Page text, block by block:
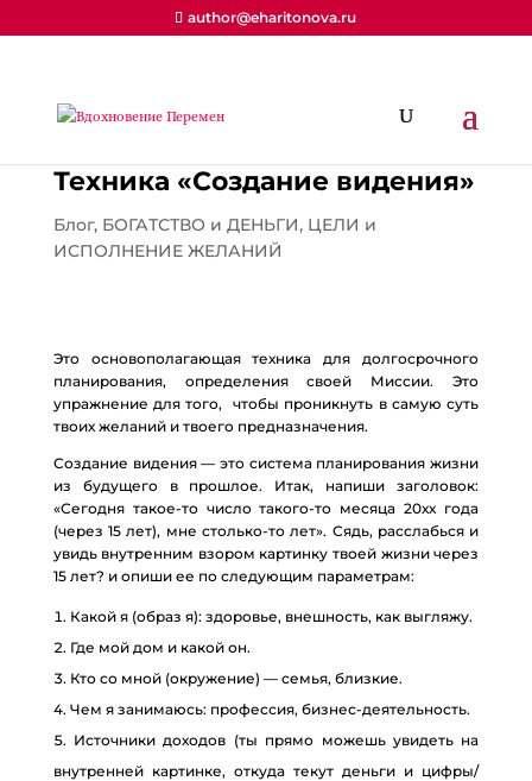
author@eharitonova.ru
Техника «Создание видения»
Блог, БОГАТСТВО и ДЕНЬГИ, ЦЕЛИ и
ИСПОЛНЕНИЕ ЖЕЛАНИЙ
Это основополагающая техника для долгосрочного
планирования, определения своей Миссии. Это
упражнение для того, чтобы проникнуть в самую суть
твоих желаний и твоего предназначения.
Создание видения — это система планирования жизни
из будущего в прошлое. Итак, напиши заголовок:
«Сегодня такое-то число такого-то месяца 20хх года
(через 15 лет), мне столько-то лет». Сядь, расслабься и
увидь внутренним взором картинку твоей жизни через
15 лет? и опиши ее по следующим параметрам:
Какой я (образ я): здоровье, внешность, как выгляжу.
Где мой дом и какой он.
Кто со мной (окружение) — семья, близкие.
Чем я занимаюсь: профессия, бизнес-деятельность.
Источники доходов (ты прямо можешь увидеть на
внутренней картинке, откуда текут деньги и цифры/